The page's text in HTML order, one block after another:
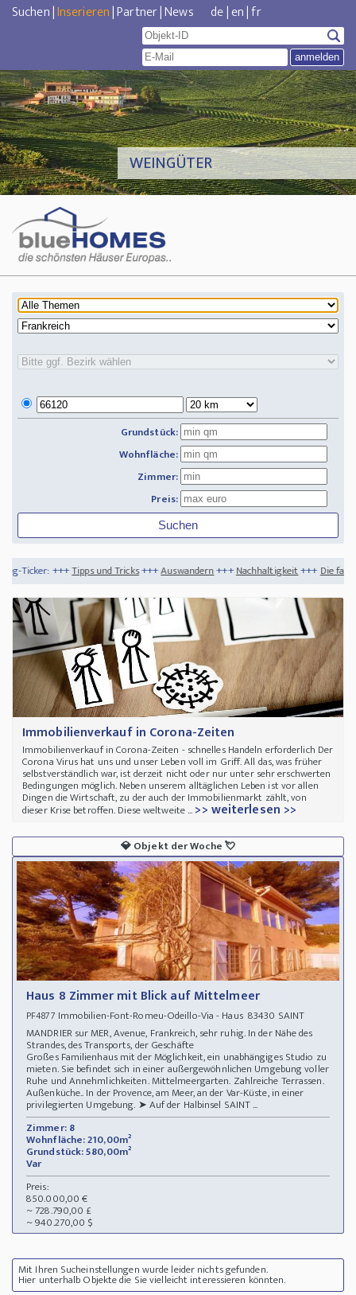
Suchen|Inserieren|Partner|News de|en|fr
WEINGÜTER
Grundstück:
Wohnfläche:
Zimmer:
Preis:
und Tricks+++Auswandern+++Nachhaltigkeit+++Die faszinierendsten
Immobilienverkauf in Corona-Zeiten
Immobilienverkauf in Corona-Zeiten - schnelles Handeln erforderlich Der
Corona Virus hat uns und unser Leben voll im Griff. All das, was früher
selbstverständlich war, ist derzeit nicht oder nur unter sehr erschwerten
Bedingungen möglich. Neben unserem alltäglichen Leben ist vor allen
Dingen die Wirtschaft, zu der auch der Immobilienmarkt zählt, von
dieser Krise betroffen. Diese weltweite ...>> weiterlesen >>
💎Objekt der Woche💘
Haus 8 Zimmer mit Blick auf Mittelmeer
PF4877 Immobilien-Font-Romeu-Odeillo-Via - Haus 83430 SAINT
MANDRIER sur MER, Avenue, Frankreich, sehr ruhig. In der Nähe des
Strandes, des Transports, der Geschäfte
Großes Familienhaus mit der Möglichkeit, ein unabhängiges Studio zu
mieten. Sie befindet sich in einer außergewöhnlichen Umgebung voller
Ruhe und Annehmlichkeiten. Mittelmeergarten. Zahlreiche Terrassen.
Außenküche.. In der Provence, am Meer, an der Var-Küste, in einer
privilegierten Umgebung. ➤ Auf der Halbinsel SAINT ...
Zimmer: 8
Wohnfläche: 210,00m²
Grundstück: 580,00m²
Var
Preis:
850.000,00 €
~ 728.790,00 £
~ 940.270,00 $
Mit Ihren Sucheinstellungen wurde leider nichts gefunden.
Hier unterhalb Objekte die Sie vielleicht interessieren könnten.